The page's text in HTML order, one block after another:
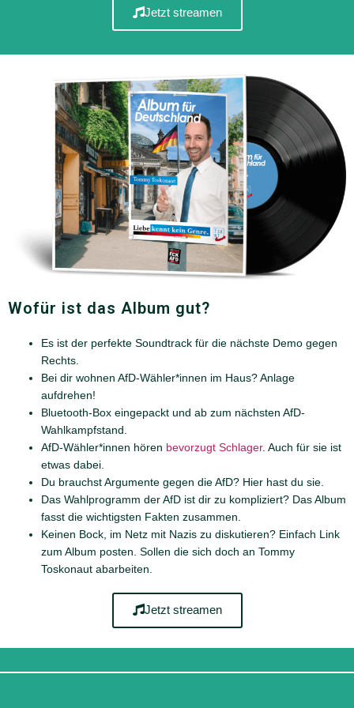
Jetzt streamen
Wofür ist das Album gut?
Es ist der perfekte Soundtrack für die nächste Demo gegen
Rechts.
Bei dir wohnen AfD-Wähler*innen im Haus? Anlage
aufdrehen!
Bluetooth-Box eingepackt und ab zum nächsten AfD-
Wahlkampfstand.
AfD-Wähler*innen hören bevorzugt Schlager. Auch für sie ist
etwas dabei.
Du brauchst Argumente gegen die AfD? Hier hast du sie.
Das Wahlprogramm der AfD ist dir zu kompliziert? Das Album
fasst die wichtigsten Fakten zusammen.
Keinen Bock, im Netz mit Nazis zu diskutieren? Einfach Link
zum Album posten. Sollen die sich doch an Tommy
Toskonaut abarbeiten.
Jetzt streamen